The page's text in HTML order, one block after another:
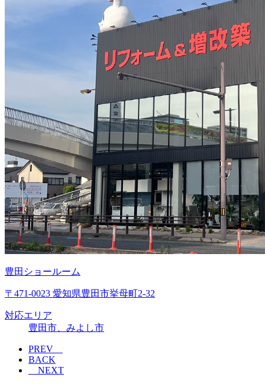
豊田ショールーム
〒471-0023 愛知県豊田市挙母町2-32
対応エリア
豊田市、みよし市
PREV
BACK
NEXT